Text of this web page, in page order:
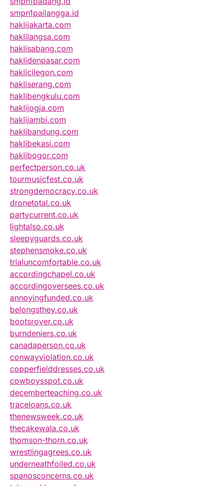
smpn1pailangga.id
haklijakarta.com
haklilangsa.com
haklisabang.com
haklidenpasar.com
haklicilegon.com
hakliserang.com
haklibengkulu.com
haklijogja.com
haklijambi.com
haklibandung.com
haklibekasi.com
haklibogor.com
perfectperson.co.uk
tourmusicfest.co.uk
strongdemocracy.co.uk
dronetotal.co.uk
partycurrent.co.uk
lightalso.co.uk
sleepyguards.co.uk
stephensmoke.co.uk
trialuncomfortable.co.uk
accordingchapel.co.uk
accordingoversees.co.uk
annoyingfunded.co.uk
belongsthey.co.uk
bootsrover.co.uk
burndeniers.co.uk
canadaperson.co.uk
conwayviolation.co.uk
copperfielddresses.co.uk
cowboysspot.co.uk
decemberteaching.co.uk
traceloans.co.uk
thenewsweek.co.uk
thecakewala.co.uk
thomson-thorn.co.uk
wrestlingagrees.co.uk
underneathfoiled.co.uk
spanosconcerns.co.uk